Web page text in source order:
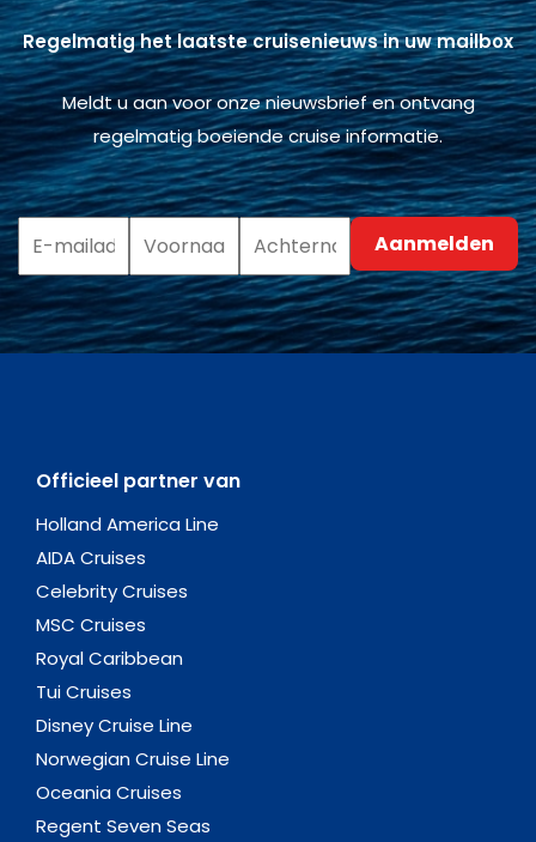
Regelmatig het laatste cruisenieuws in uw mailbox
Meldt u aan voor onze nieuwsbrief en ontvang
regelmatig boeiende cruise informatie.
Officieel partner van
Holland America Line
AIDA Cruises
Celebrity Cruises
MSC Cruises
Royal Caribbean
Tui Cruises
Disney Cruise Line
Norwegian Cruise Line
Oceania Cruises
Regent Seven Seas